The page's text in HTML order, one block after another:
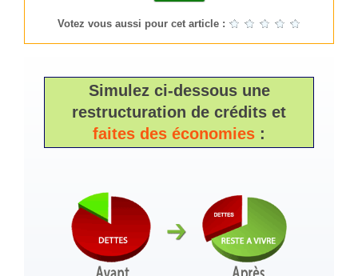
Votez vous aussi pour cet article :
Simulez ci-dessous une
restructuration de crédits et
faites des économies :